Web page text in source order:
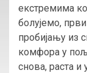
екстремима
болујемо,
пробијању из
комфора у
снова, раста и